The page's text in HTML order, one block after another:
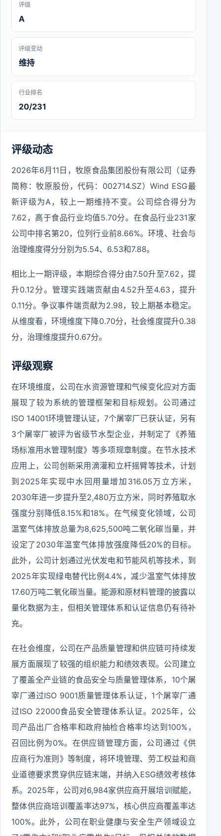
评级
A
评级变动
维持
行业排名
20/231
评级动态
2026年6月11日，牧原食品集团股份有限公司（证券
简称：牧原股份，代码：002714.SZ）Wind ESG最
新评级为A，较上一期维持不变。公司综合得分为
7.62，高于食品行业均值5.70分。在食品行业231家
公司中排名第20，位列行业前8.66%。环境、社会与
治理维度得分分别为5.54、6.53和7.88。
相比上一期评级，本期综合得分由7.50升至7.62，提
升0.12分。管理实践端贡献由4.52升至4.63，提升
0.11分。争议事件端贡献为2.98，较上期基本稳定。
从维度看，环境维度下降0.70分，社会维度提升0.38
分，治理维度提升0.67分。
评级观察
在环境维度，公司在水资源管理和气候变化应对方面
展现了较为系统的管理框架和目标规划。公司通过
ISO 14001环境管理认证，7个屠宰厂已获认证，另有
3个屠宰厂被评为省级节水型企业，并制定了《养殖
场标准用水管理制度》等多项规章制度。在节水技术
应用上，公司创新采用滴灌和立杆摇臂等技术，计划
到2025年实现中水回用量增加316.05万立方米，
2030年进一步提升至2,480万立方米，同时养殖取水
强度分别降低8.15%和18%。在气候变化领域，公司
温室气体排放总量为8,625,500吨二氧化碳当量，并
设定了2030年温室气体排放强度降低20%的目标。
此外，公司计划通过光伏发电和节能风机等技术，到
2025年实现绿电替代比例4.4%，减少温室气体排放
17.60万吨二氧化碳当量。能源和原材料管理的披露以
量化数据为主，但相关管理体系和认证信息仍有待补
充。
在社会维度，公司在产品质量管理和供应链可持续发
展方面展现了较强的组织能力和绩效表现。公司建立
了覆盖全产业链的食品安全与质量管理体系，10个屠
宰厂通过ISO 9001质量管理体系认证，1个屠宰厂通
过ISO 22000食品安全管理体系认证。2025年，公
司产品出厂合格率和政府抽检合格率均达到100%，
召回比例为0%。在供应链管理方面，公司通过《供
应商行为准则》等制度，将环境管理、劳工权益和商
业道德要求贯穿供应链末端，并纳入ESG绩效考核体
系。2025年，公司对6,984家供应商开展培训赋能，
整体供应商培训覆盖率达97%，核心供应商覆盖率达
100%。此外，公司在职业健康与安全生产领域设立